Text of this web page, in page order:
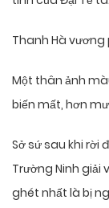
Thanh Hà vương
Một thân ảnh
biến mất, hơn
Sở sứ sau khi rời
Trường Ninh
ghét nhất là bị